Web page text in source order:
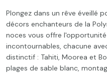
Plongez dans un rêve éveillé
décors enchanteurs de la
noces vous offre
incontournables, chacune
distinctif : Tahiti, Moorea et
plages de sable blanc,